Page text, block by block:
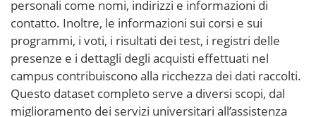
personali come nomi, indirizzi e informazioni di
contatto. Inoltre, le informazioni sui corsi e sui
programmi, i voti, i risultati dei test, i registri delle
presenze e i dettagli degli acquisti effettuati nel
campus contribuiscono alla ricchezza dei dati raccolti.
Questo dataset completo serve a diversi scopi, dal
miglioramento dei servizi universitari all’assistenza